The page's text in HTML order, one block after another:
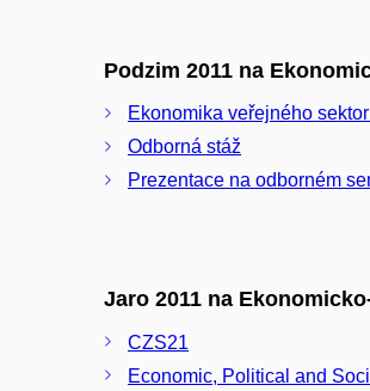
Podzim 2011 na
Ekonomika veřejného
Odborná stáž
Prezentace na odborném
Jaro 2011 na
CZS21
Economic, Political and